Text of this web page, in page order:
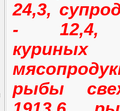
24,3,
- 12,4,
рыбы